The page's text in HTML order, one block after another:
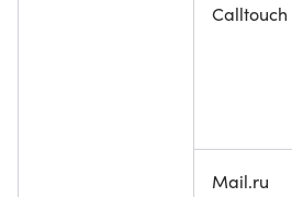
Calltouch
Mail.ru